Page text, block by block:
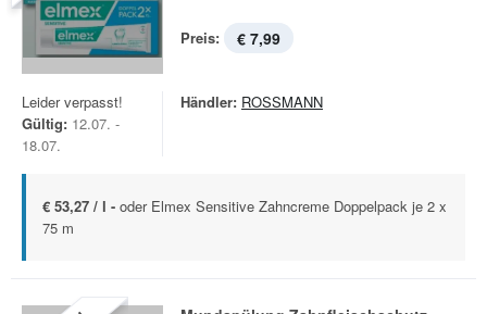
Preis: € 7,99
Leider verpasst!
Gültig: 12.07. -
18.07.
Händler: ROSSMANN
€ 53,27 / l - oder Elmex Sensitive Zahncreme Doppelpack je 2 x
75 m